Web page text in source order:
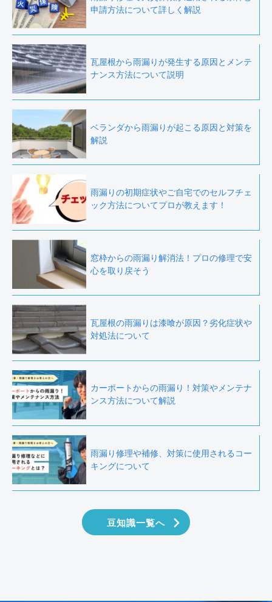
申請方法について詳しく解説
瓦屋根から雨漏りが発生する原因とメンテ
ナンス方法について説明
ベランダから雨漏りが起こる原因と対策を
解説
雨漏りの初期症状やご自宅でのセルフチェ
ック方法についてプロが教えます！
窓枠からの雨漏り解消法！プロの修理で安
心を取り戻そう
瓦屋根の雨漏りは漆喰が原因？劣化症状や
対処法について
カーポートからの雨漏り！対策やメンテナ
ンス方法について解説
雨漏り修理や補修、対策に使用されるコー
キングについて
豆知識一覧へ